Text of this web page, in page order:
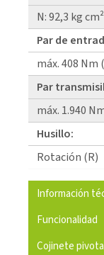
N: 92,3 kg
Par de
máx. 408 Nm
Par
máx. 1.940
Husillo:
Rotación (R)
Información
Funcionalidad
Cojinete